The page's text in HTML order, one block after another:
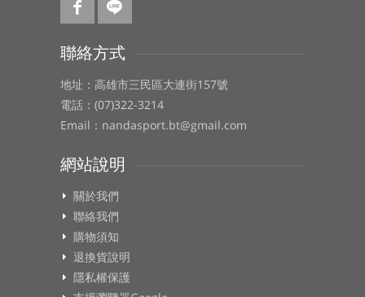
聯絡方式
地址：高雄市三民區大連街157號
電話：(07)322-3214
Email：nandasport.bt@gmail.com
網站說明
關於我們
聯絡我們
購物須知
退換貨說明
隱私權保護